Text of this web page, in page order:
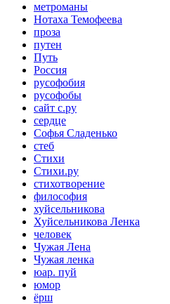
метроманы
Нотаха Темофеева
проза
путен
Путь
Россия
русофобия
русофобы
сайт с.ру
сердце
Софья Сладенько
стеб
Стихи
Стихи.ру
стихотворение
философия
хуйсельникова
Хуйсельникова Ленка
человек
Чужая Лена
Чужая ленка
юар. пуй
юмор
ёрш